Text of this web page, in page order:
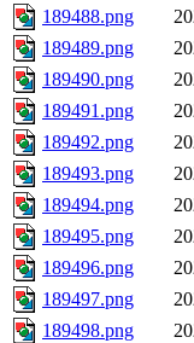
189488.png
189489.png
189490.png
189491.png
189492.png
189493.png
189494.png
189495.png
189496.png
189497.png
189498.png